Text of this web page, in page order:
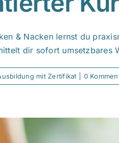
& Nacken lernst du
dir sofort umsetzbares
mit Zertifikat 0